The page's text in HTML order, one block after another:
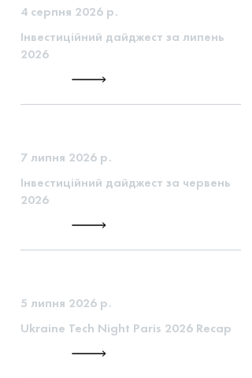
4 серпня 2026 р.
Інвестиційний дайджест за липень
2026
7 липня 2026 р.
Інвестиційний дайджест за червень
2026
5 липня 2026 р.
Ukraine Tech Night Paris 2026 Recap